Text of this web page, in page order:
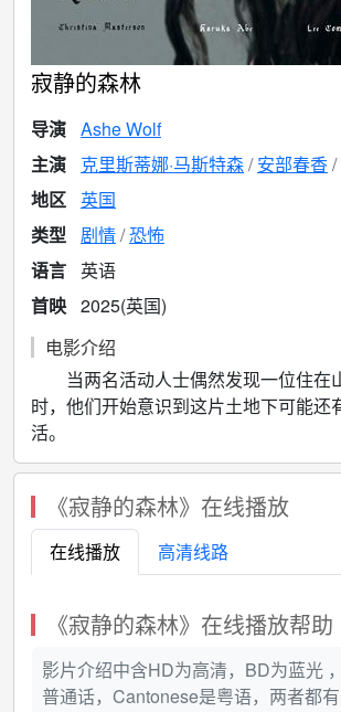
寂静的森林
导演 Ashe Wolf
主演
克里斯蒂娜·马斯特森 安部春香
地区
英国
类型 剧情 恐怖
语言
英语
首映 2025(英国)
电影介绍
当两名活动人士偶然发现一位住在
时，他们开始意识到这片土地下可能还
活。
《寂静的森林》在线播放
在线播放 高清线路
《寂静的森林》在线播放帮助
影片介绍中含HD为高清，BD为蓝光
普通话，Cantonese是粤语，两者都有